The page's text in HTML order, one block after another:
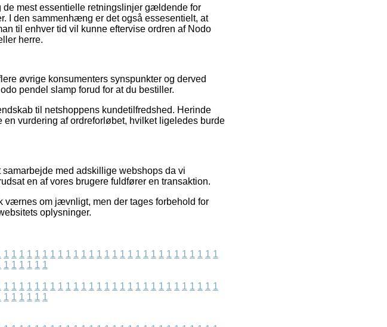
mest essentielle retningslinjer gældende for
I den sammenhæng er det også essesentielt, at
til enhver tid vil kunne eftervise ordren af Nodo
herre.
øvrige konsumenters synspunkter og derved
pendel slamp forud for at du bestiller.
til netshoppens kundetilfredshed. Herinde
vurdering af ordreforløbet, hvilket ligeledes burde
med adskillige webshops da vi
en af vores brugere fuldfører en transaktion.
værnes om jævnligt, men der tages forbehold for
oplysninger.
1 1 1 1 1 1 1 1 1 1 1 1 1 1 1 1 1 1 1 1 1 1 1 1 1 1 1 1
1 1 1 1 1 1
1 1 1 1 1 1 1 1 1 1 1 1 1 1 1 1 1 1 1 1 1 1 1 1 1 1 1 1
1 1 1 1 1 1